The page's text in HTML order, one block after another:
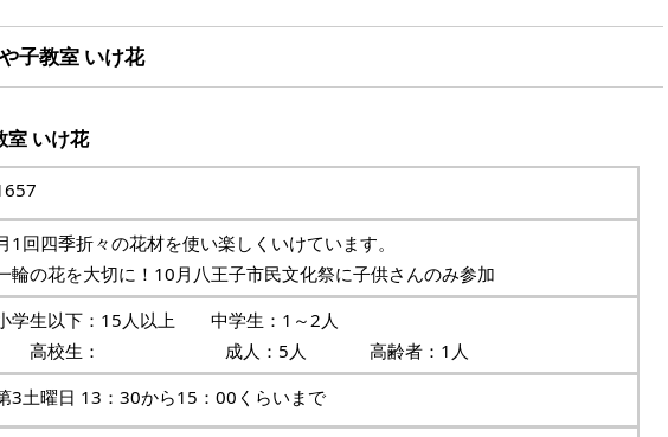
子教室 いけ花
室 いけ花
1回四季折々の花材を使い楽しくいけています。
輪の花を大切に！10月八王子市民文化祭に子供さんのみ参加
学生以下：15人以上 中学生：1～2人
高校生： 成人：5人 高齢者：1人
3土曜日 13：30から15：00くらいまで